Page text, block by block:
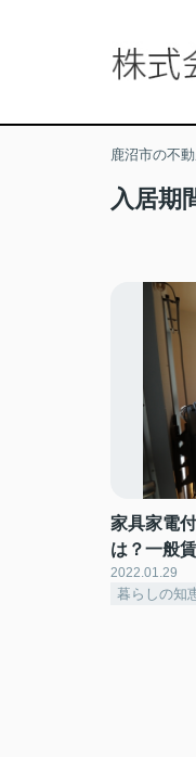
鹿沼市の不
入居期
家具家電
は？一般
2022.01.29
暮らしの知